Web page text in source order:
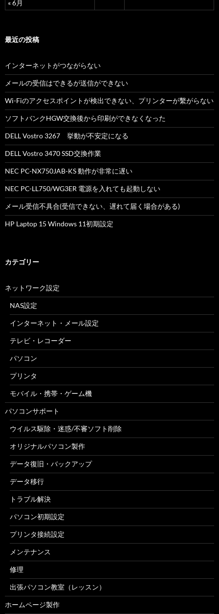
« 6月
最近の投稿
インターネットがつながらない
メールの受信はできるが送信ができない
Wi-Fiのアクセスポイントが検出できない、プリンターが繫がらない
ソフトバンクHGW交換後から印刷ができなくなった
DELL Vostro 3267 挙動が不安定になる
DELL Vostro 3470 SSD交換作業
NEC PC-NX750JAB-KS 動作が非常に遅い
NEC PC-LL750/WG3ER 電源を入れても起動しない
メール受信不具合(受信できない、遅れて届く場合がある)
HP Laptop 15 Windows 11初期設定
カテゴリー
ネットワーク設定
NAS設定
インターネット・メール設定
テレビ・レコーダー
パソコン
プリンタ
モバイル・携帯・ゲーム機
パソコンサポート
ウイルス駆除・迷惑/不審ソフト削除
オリジナルパソコン製作
データ復旧・バックアップ
データ移行
トラブル解決
パソコン初期設定
プリンタ接続設定
メンテナンス
修理
出張パソコン教室（レッスン）
ホームページ製作